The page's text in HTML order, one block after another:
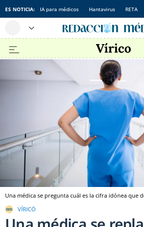
ES NOTICIA: IA para médicos Hantavirus RETA
Una médica se pregunta cuál es la cifra idónea que
VÍRICÖ